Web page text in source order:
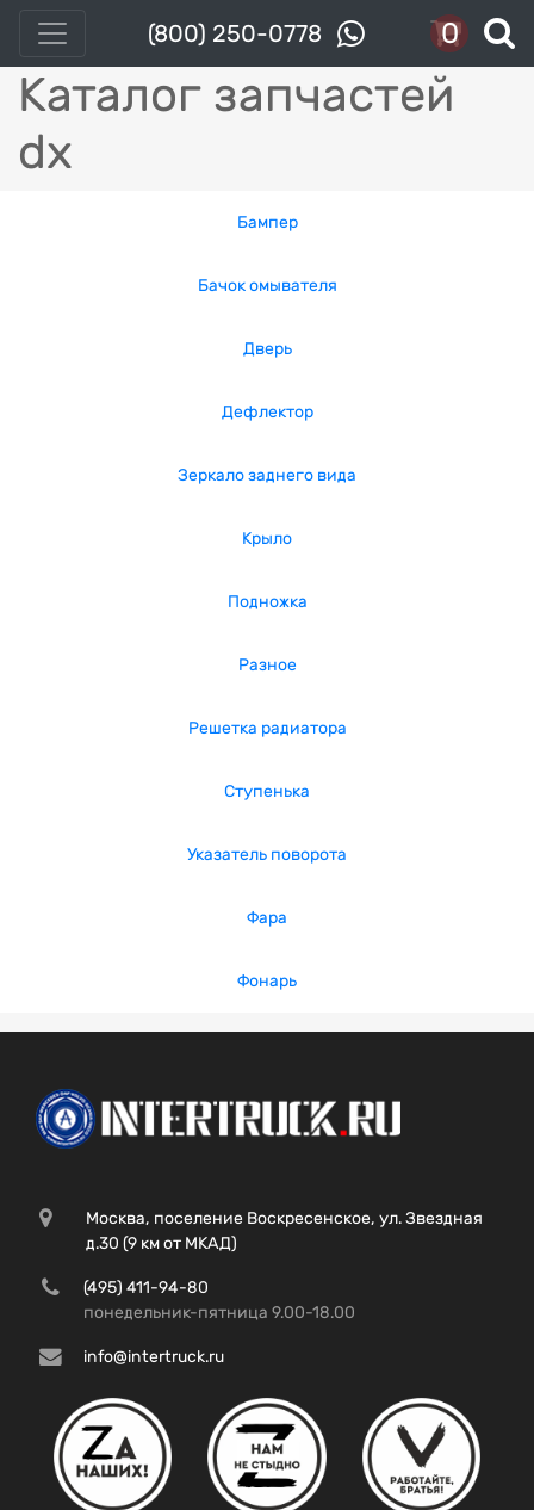
(800) 250-0778 0
Каталог запчастей
dx
Бампер
Бачок омывателя
Дверь
Дефлектор
Зеркало заднего вида
Крыло
Подножка
Разное
Решетка радиатора
Ступенька
Указатель поворота
Фара
Фонарь
Москва, поселение Воскресенское, ул. Звездная
д.30 (9 км от МКАД)
(495) 411-94-80
понедельник-пятница 9.00-18.00
info@intertruck.ru